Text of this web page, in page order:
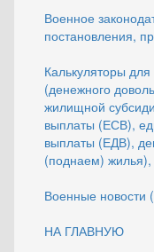
Военное
постановления,
Калькуляторы
(денежного
жилищной
выплаты (ЕСВ),
выплаты (ЕДВ),
(поднаем)
Военные новости
НА ГЛАВНУЮ